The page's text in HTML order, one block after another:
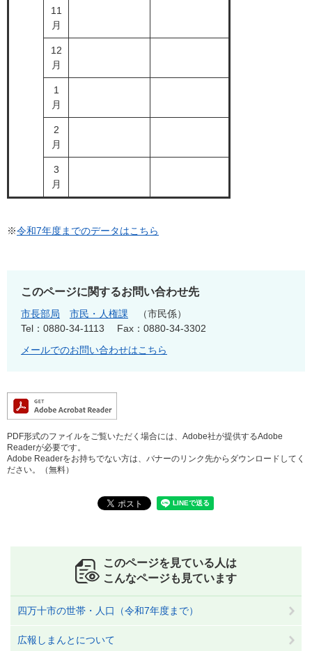
11
月
12
月
1
月
2
月
3
月
※令和7年度までのデータはこちら
このページに関するお問い合わせ先
市長部局 市民・人権課
市民係
Tel：0880-34-1113
Fax：0880-34-3302
メールでのお問い合わせはこちら
PDF形式のファイルをご覧いただく場合には、Adobe社が提供するAdobe
Readerが必要です。
Adobe Readerをお持ちでない方は、バナーのリンク先からダウンロードしてく
ださい。（無料）
このページを見ている人は
こんなページも見ています
四万十市の世帯・人口（令和7年度まで）
広報しまんとについて